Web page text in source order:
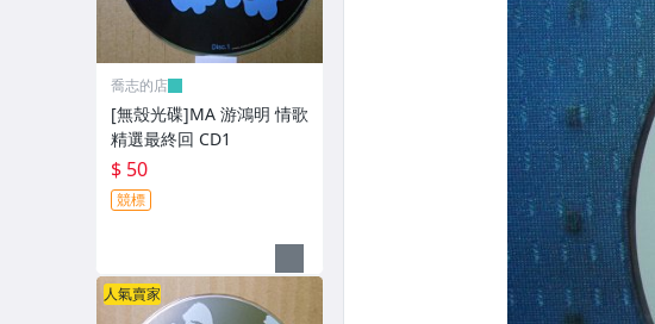
其他類光碟
XBOX遊戲光碟
旅遊書籍小說書刊
喬志的店
[無殼光碟]MA 游鴻明 情歌
精選最終回 CD1
$ 50
競標
人氣賣家